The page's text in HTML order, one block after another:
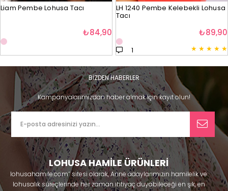
Liam Pembe Lohusa Tacı
₺84,90
LH 1240 Pembe Kelebekli Lohusa
Tacı
★ ★ ★ ★ ★
1
₺89,90
BİZDEN HABERLER
Kampanyalarımızdan haber almak için kayıt olun!
LOHUSA HAMİLE ÜRÜNLERİ
lohusahamile.com’’ sitesi olarak, Anne adaylarımızın hamilelik ve
lohusalık süreçlerinde her zaman ihtiyaç duyabileceği en şık, en